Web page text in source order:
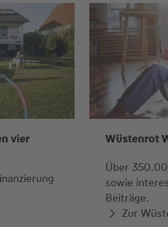
vier
Wüstenrot
Über
sowie
Beiträge.
Zur